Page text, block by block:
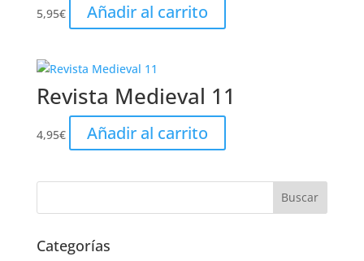
5,95€ Añadir al carrito
Revista Medieval 11
4,95€ Añadir al carrito
Categorías